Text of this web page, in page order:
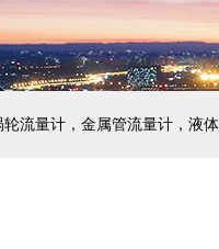
流量计，金属管流量计，液